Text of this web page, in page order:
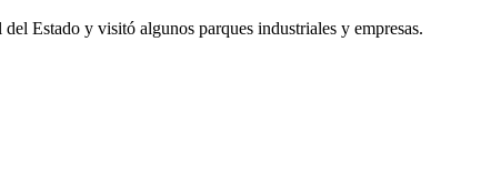
Estado y visitó algunos parques industriales y empresas.